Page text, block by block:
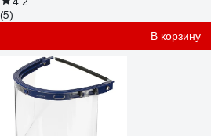
(5)
В корзину